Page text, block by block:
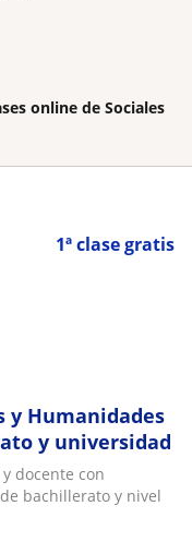
online de Sociales
1ª clase gratis
y Humanidades
y universidad
docente con
bachillerato y nivel